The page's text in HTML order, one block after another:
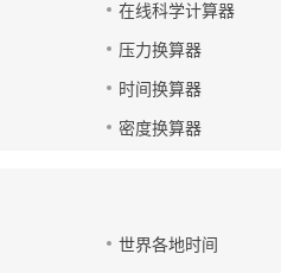
在线科学计算器
压力换算器
时间换算器
密度换算器
世界各地时间